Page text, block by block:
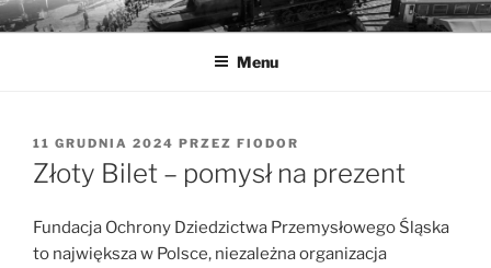
Przejdź
do
MUZEA TECHNIKI
Ochrona zabytków techniki
Menu
OPUBLIKOWANE
W
11 GRUDNIA 2024 PRZEZ FIODOR
Złoty Bilet – pomysł na prezent
Fundacja Ochrony Dziedzictwa Przemysłowego Śląska
to największa w Polsce, niezależna organizacja